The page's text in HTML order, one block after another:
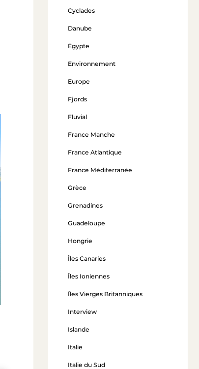
Cyclades
Danube
Égypte
Environnement
Europe
Fjords
Fluvial
France Manche
France Atlantique
France Méditerranée
Grèce
Grenadines
Guadeloupe
Hongrie
Îles Canaries
Îles Ioniennes
Îles Vierges Britanniques
Interview
Islande
Italie
Italie du Sud